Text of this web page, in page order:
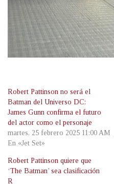
Robert Pattinson no será el
Batman del Universo DC:
James Gunn confirma el futuro
del actor como el personaje
martes, 25 febrero 2025 11:00 AM
En «Jet Set»
Robert Pattinson quiere que
‘The Batman’ sea clasificación
R